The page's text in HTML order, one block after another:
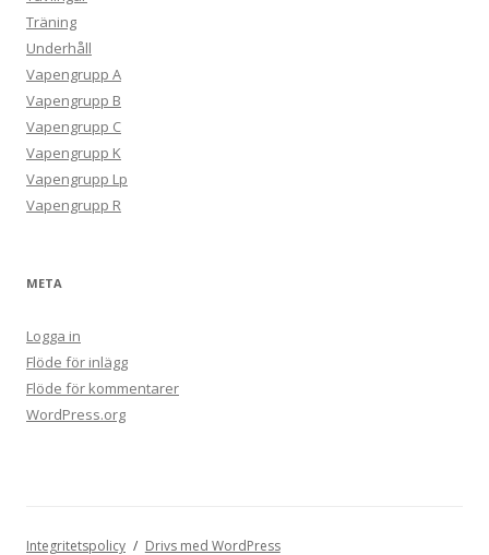
Träning
Underhåll
Vapengrupp A
Vapengrupp B
Vapengrupp C
Vapengrupp K
Vapengrupp Lp
Vapengrupp R
META
Logga in
Flöde för inlägg
Flöde för kommentarer
WordPress.org
Integritetspolicy Drivs med WordPress